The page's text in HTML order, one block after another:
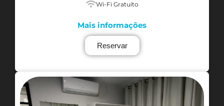
Wi-Fi Gratuíto
Mais informações
Reservar